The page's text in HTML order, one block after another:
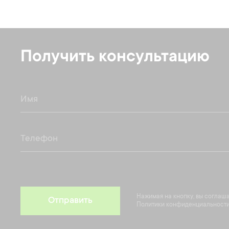
Получить консультацию
Отправить
Нажимая на кнопку, вы
Политики конфиденциальности.